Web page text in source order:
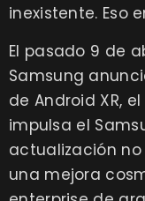
inexistente. Eso
El pasado 9 de
Samsung
de Android XR,
impulsa el
actualización
una mejora